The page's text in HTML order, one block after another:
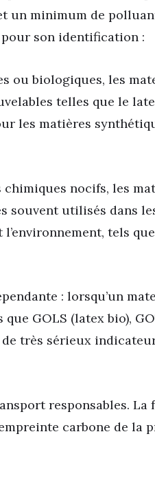
un minimum de
son identification :
ou biologiques, les
telles que le
les matières
nocifs, les
souvent utilisés dans
tels
: lorsqu’un
GOLS (latex bio),
très sérieux
responsables. La
carbone de